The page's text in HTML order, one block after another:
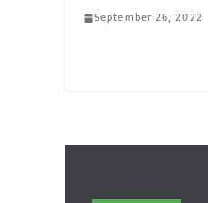
September 26, 2022